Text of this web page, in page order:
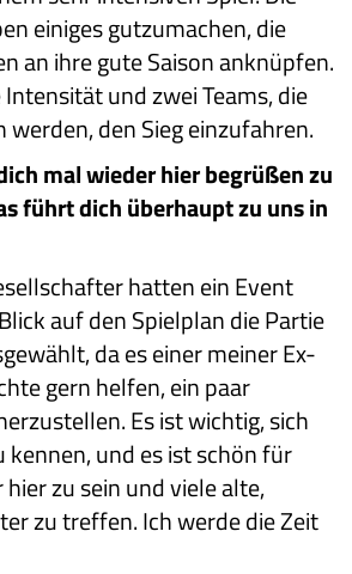
einiges gutzumachen, die
an ihre gute Saison anknüpfen.
und zwei Teams, die
den Sieg einzufahren.
mal wieder hier begrüßen zu
führt dich überhaupt zu uns in
hatten ein Event
auf den Spielplan die Partie
da es einer meiner Ex-
gern helfen, ein paar
Es ist wichtig, sich
und es ist schön für
zu sein und viele alte,
zu treffen. Ich werde die Zeit